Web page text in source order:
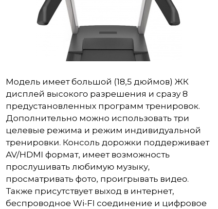
Модель имеет большой (18,5 дюймов) ЖК
дисплей высокого разрешения и сразу 8
предустановленных программ тренировок.
Дополнительно можно использовать три
целевые режима и режим индивидуальной
тренировки. Консоль дорожки поддерживает
AV/HDMI формат, имеет возможность
прослушивать любимую музыку,
просматривать фото, проигрывать видео.
Также присутствует выход в интернет,
беспроводное Wi-FI соединение и цифровое